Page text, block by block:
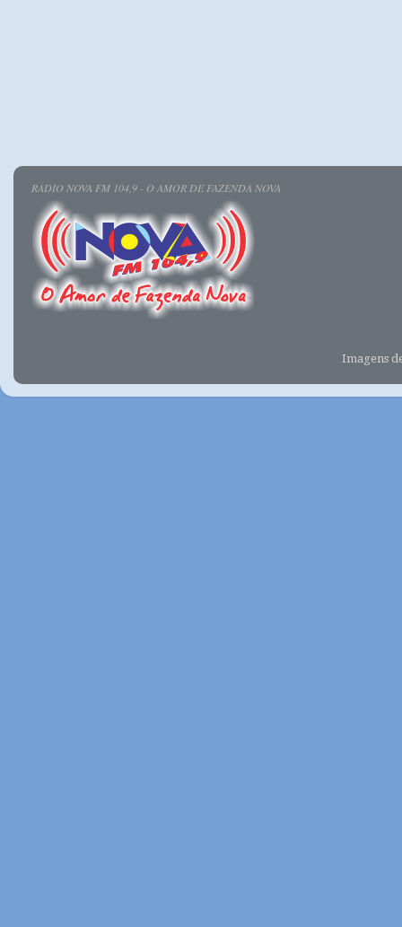
RÁDIO NOVA FM 104,9 - O AMOR DE FAZENDA NOVA
Imagens